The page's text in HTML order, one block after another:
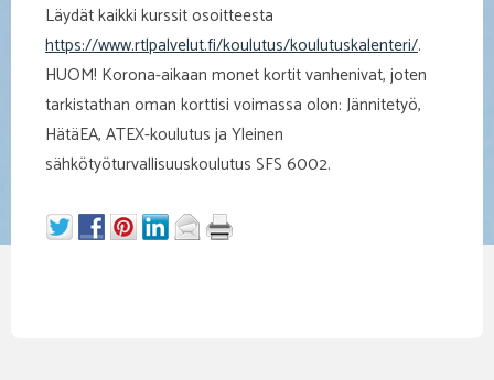
Läydät kaikki kurssit osoitteesta
https://www.rtlpalvelut.fi/koulutus/koulutuskalenteri/.
HUOM! Korona-aikaan monet kortit vanhenivat, joten
tarkistathan oman korttisi voimassa olon: Jännitetyö,
HätäEA, ATEX-koulutus ja Yleinen
sähkötyöturvallisuuskoulutus SFS 6002.